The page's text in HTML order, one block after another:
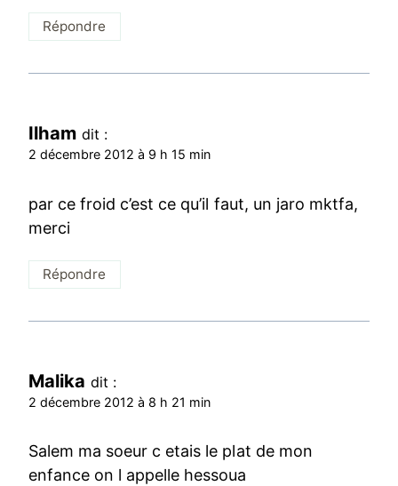
Répondre
Ilham dit :
2 décembre 2012 à 9 h 15 min
par ce froid c’est ce qu’il faut, un jaro mktfa,
merci
Répondre
Malika dit :
2 décembre 2012 à 8 h 21 min
Salem ma soeur c etais le plat de mon
enfance on l appelle hessoua